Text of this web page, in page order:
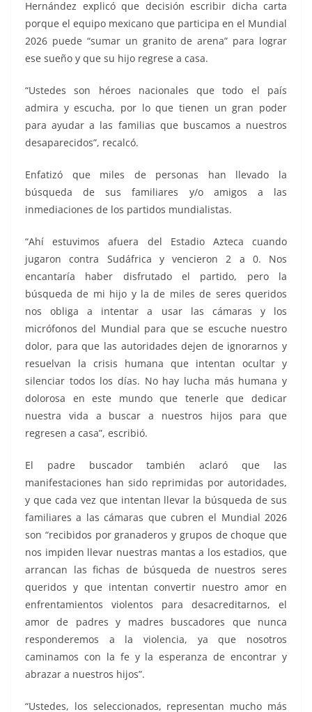
Hernández explicó que decisión escribir dicha carta
porque el equipo mexicano que participa en el Mundial
2026 puede “sumar un granito de arena” para lograr
ese sueño y que su hijo regrese a casa.
“Ustedes son héroes nacionales que todo el país
admira y escucha, por lo que tienen un gran poder
para ayudar a las familias que buscamos a nuestros
desaparecidos”, recalcó.
Enfatizó que miles de personas han llevado la
búsqueda de sus familiares y/o amigos a las
inmediaciones de los partidos mundialistas.
“Ahí estuvimos afuera del Estadio Azteca cuando
jugaron contra Sudáfrica y vencieron 2 a 0. Nos
encantaría haber disfrutado el partido, pero la
búsqueda de mi hijo y la de miles de seres queridos
nos obliga a intentar a usar las cámaras y los
micrófonos del Mundial para que se escuche nuestro
dolor, para que las autoridades dejen de ignorarnos y
resuelvan la crisis humana que intentan ocultar y
silenciar todos los días. No hay lucha más humana y
dolorosa en este mundo que tenerle que dedicar
nuestra vida a buscar a nuestros hijos para que
regresen a casa”, escribió.
El padre buscador también aclaró que las
manifestaciones han sido reprimidas por autoridades,
y que cada vez que intentan llevar la búsqueda de sus
familiares a las cámaras que cubren el Mundial 2026
son “recibidos por granaderos y grupos de choque que
nos impiden llevar nuestras mantas a los estadios, que
arrancan las fichas de búsqueda de nuestros seres
queridos y que intentan convertir nuestro amor en
enfrentamientos violentos para desacreditarnos, el
amor de padres y madres buscadores que nunca
responderemos a la violencia, ya que nosotros
caminamos con la fe y la esperanza de encontrar y
abrazar a nuestros hijos”.
“Ustedes, los seleccionados, representan mucho más